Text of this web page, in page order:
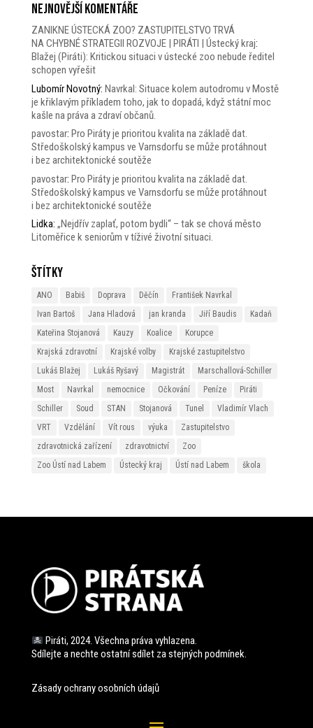
Nejnovější komentáře
ZANIKNE ÚSTECKÁ ZOO? ZASTUPITELSTVO TRVÁ
NA CHYBNÉ STRATEGII ROZVOJE | PIRÁTI | Ústecký kraj:
Blažej (Piráti): Kritickou situaci v ústecké zoo nebude ředitel
schopen vyřešit
Lubomír Novotný: Navrkal: Situace kolem autodromu v Mostě
je křiklavým příkladem toho, jak to dopadá, když státní moc
kašle na práva a zdraví občanů.
pavostar: Pro Piráty je prioritou kvalita na základě dat.
Středoškolský kampus ve Varnsdorfu se může protáhnout
i bez architektonické soutěže
pavostar: Pro Piráty je prioritou kvalita na základě dat.
Středoškolský kampus ve Varnsdorfu se může protáhnout
i bez architektonické soutěže
Lidka: „Nejdřív zaplať, potom bydli“ – tak se chová město
Litoměřice k seniorům v tíživé životní situaci.
Štítky
ANO Babiš Doprava Děčín
František Navrkal
Ivan Bartoš
Jana Hladová jan kranda Jiří Baudis
Kadaň
Kateřina Stojanová
Kauzy Koalice
Korupce
Krajská zdravotní
Krajské volby
Krajské zastupitelstvo
Lukáš Blažej
Lukáš Ryšavý Magistrát
Marschallová-Schiller
Most
Navrkal nemocnice Očkování Peníze
Piráti
Schiller
Soud STAN Stojanová Tunel
Vladimír Vlach
VRT
Vzdělání Vít rous výuka
Zastupitelstvo
zdravotnická zařízení
zdravotnictví
Zoo
Zoo Ústí nad Labem
Ústecký kraj Ústí nad Labem škola
Piráti, 2024. Všechna práva vyhlazena.
Sdílejte a nechte ostatní sdílet za stejných podmínek.
Zásady ochrany osobních údajů